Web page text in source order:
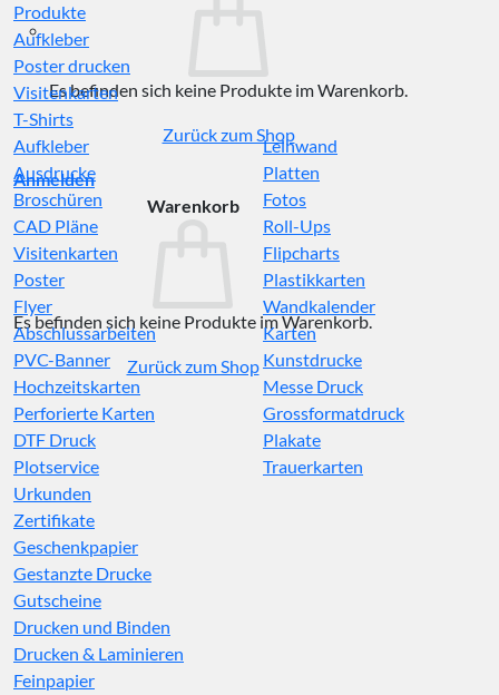
Es befinden sich keine Produkte im Warenkorb.
Zurück zum Shop
Anmelden
Warenkorb
Es befinden sich keine Produkte im Warenkorb.
Zurück zum Shop
Produkte
Aufkleber
Poster drucken
Visitenkarten
T-Shirts
Aufkleber
Ausdrucke
Broschüren
CAD Pläne
Visitenkarten
Poster
Flyer
Abschlussarbeiten
PVC-Banner
Hochzeitskarten
Perforierte Karten
DTF Druck
Plotservice
Leinwand
Platten
Fotos
Roll-Ups
Flipcharts
Plastikkarten
Wandkalender
Karten
Kunstdrucke
Messe Druck
Grossformatdruck
Plakate
Trauerkarten
Urkunden
Zertifikate
Geschenkpapier
Gestanzte Drucke
Gutscheine
Drucken und Binden
Drucken & Laminieren
Feinpapier